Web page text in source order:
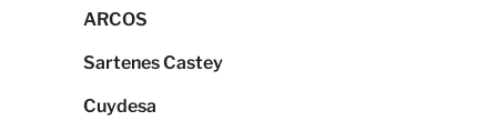
ARCOS
Sartenes Castey
Cuydesa